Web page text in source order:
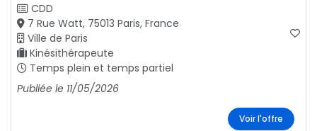
CDD
7 Rue Watt, 75013 Paris, France
Ville de Paris
Kinésithérapeute
Temps plein et temps partiel
Publiée le 11/05/2026
Voir l'offre